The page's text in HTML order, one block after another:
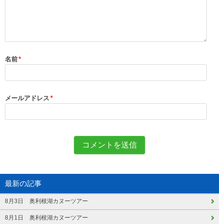
名前*
メールアドレス *
最新の記事
8月3日 奥利根湖カヌーツアー
8月1日 奥利根湖カヌーツアー